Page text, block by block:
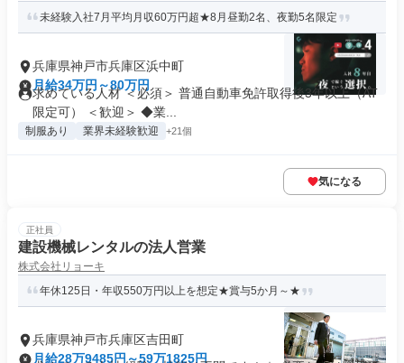
未経験入社7月平均月収60万円超★8月昼勤2名、夜勤5名限定
兵庫県神戸市兵庫区浜中町
月給34万円～80万円
求めている人材 ＜必須＞ 普通自動車免許取得後3年以上（AT
限定可） ＜歓迎＞ ◆業...
制服あり 業界未経験歓迎 +21個
気になる
正社員
建設機械レンタルの法人営業
株式会社リョーキ
年休125日・年収550万円以上を想定★賞与5か月～★
兵庫県神戸市兵庫区吉田町
月給28万9485円～59万1825円